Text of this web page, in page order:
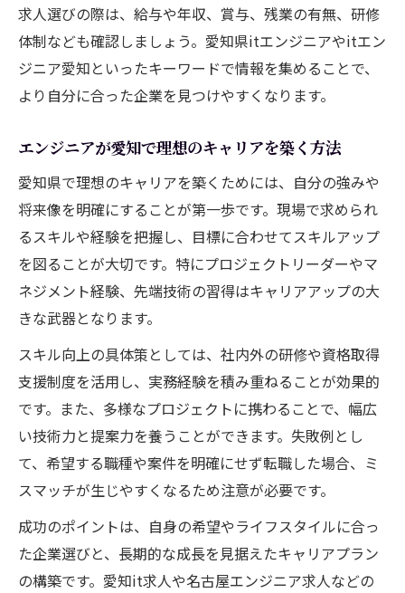
指針
愛知県IT企業で成長するためのコツと体験
談
か
訣
IT業界でキャリアを築く秘訣とは
エンジニアとしてIT業界で成長する方法
キャリアアップを実現するエンジニアの思
考法
愛知県IT業界で評価される実践的スキル
エンジニアが転職で重視したいポイントと
は
キャリア形成に役立つネットワークの広げ
方
求人選びの際は、給与や年収、賞与、残業の有無、研修
体制なども確認しましょう。愛知県itエンジニアやitエン
ジニア愛知といったキーワードで情報を集めることで、
より自分に合った企業を見つけやすくなります。
エンジニアが愛知で理想のキャリアを築く方法
愛知県で理想のキャリアを築くためには、自分の強みや
将来像を明確にすることが第一歩です。現場で求められ
るスキルや経験を把握し、目標に合わせてスキルアップ
を図ることが大切です。特にプロジェクトリーダーやマ
ネジメント経験、先端技術の習得はキャリアアップの大
きな武器となります。
スキル向上の具体策としては、社内外の研修や資格取得
支援制度を活用し、実務経験を積み重ねることが効果的
です。また、多様なプロジェクトに携わることで、幅広
い技術力と提案力を養うことができます。失敗例とし
て、希望する職種や案件を明確にせず転職した場合、ミ
スマッチが生じやすくなるため注意が必要です。
成功のポイントは、自身の希望やライフスタイルに合っ
た企業選びと、長期的な成長を見据えたキャリアプラン
の構築です。愛知it求人や名古屋エンジニア求人などの